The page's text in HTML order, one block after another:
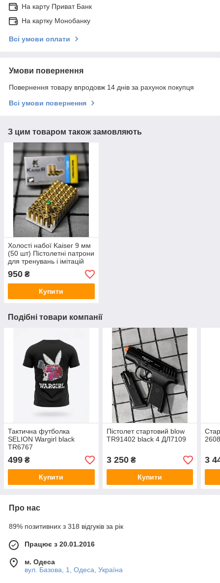
На карту Приват Банк
На картку Монобанку
Всі умови оплати
Умови повернення
Повернення товару впродовж 14 днів за рахунок покупця
Всі умови повернення
З цим товаром також замовляють
Холості набої Kaiser 9 мм
(50 шт) Пістолетні патрони
для тренувань і імітацій
950 ₴
Купити
Подібні товари компанії
Тактична футболка
SELION Wargirl black
TR6767
499 ₴
Купити
Пістолет стартовий blow
TR91402 black 4 ДЛ7109
3 250₴
Купити
3
Про нас
89% позитивних з 318 відгуків за рік
Працює з 20.01.2016
м. Одеса
вул. Базова, 1, Одеса, Україна